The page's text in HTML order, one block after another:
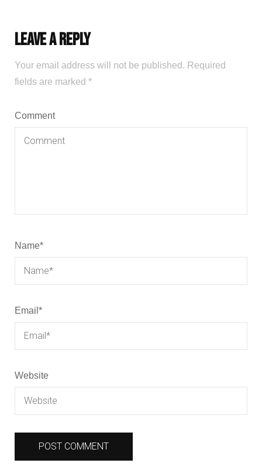
Leave a Reply
Your email address will not be published. Required
fields are marked *
Comment
Name*
Email *
Website